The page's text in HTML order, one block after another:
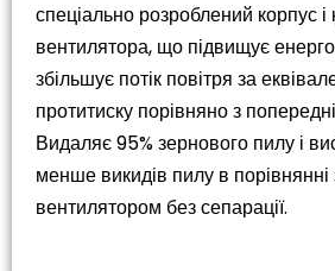
спеціально розроблений корпус і
вентилятора, що підвищує
збільшує потік повітря за
протитиску порівняно з
Видаляє 95% зернового пилу і
менше викидів пилу в порівнянні
вентилятором без сепарації.